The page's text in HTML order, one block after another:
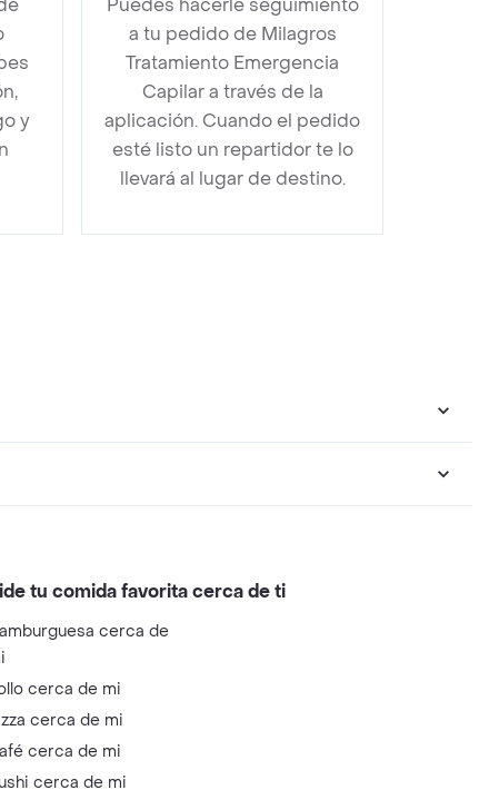
y
a tu pedido de Milagros
Tratamiento Emergencia
Capilar a través de la
aplicación. Cuando el pedido
esté listo un repartidor te lo
llevará al lugar de destino.
tu comida favorita cerca de ti
cerca de
cerca de mi
cerca de mi
cerca de mi
cerca de mi